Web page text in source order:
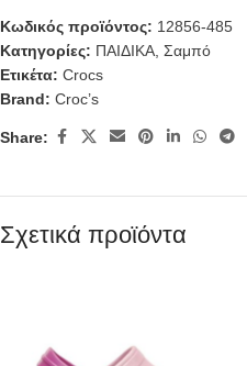
Κωδικός προϊόντος: 12856-485
Κατηγορίες: ΠΑΙΔΙΚΑ Σαμπό
Ετικέτα: Crocs
Brand: Croc’s
Share:
Σχετικά προϊόντα